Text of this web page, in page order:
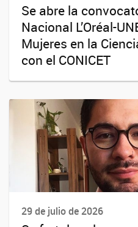
Se abre la
Nacional L’Oréal-
Mujeres en la
con el CONICET
29 de julio de 2026